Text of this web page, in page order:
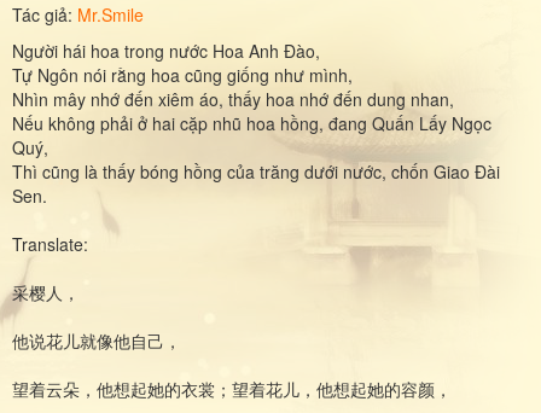
Tác giả: Mr.Smile
Người hái hoa trong nước Hoa Anh Đào,
Tự Ngôn nói rằng hoa cũng giống như mình,
Nhìn mây nhớ đến xiêm áo, thấy hoa nhớ đến dung nhan,
Nếu không phải ở hai cặp nhũ hoa hồng, đang Quấn Lấy Ngọc
Quý,
Thì cũng là thấy bóng hồng của trăng dưới nước, chốn Giao Đài
Sen.
Translate:
采樱人，
他说花儿就像他自己，
望着云朵，他想起她的衣裳；望着花儿，他想起她的容颜，